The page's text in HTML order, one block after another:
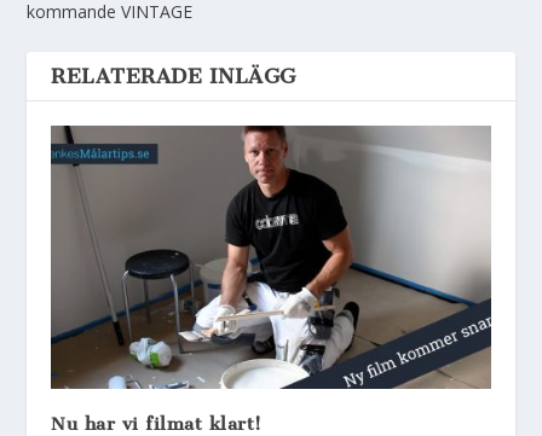
kommande VINTAGE
RELATERADE INLÄGG
Nu har vi filmat klart!